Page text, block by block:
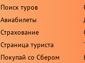
Поиск туров
Авиабилеты
Страхование
Страница туриста
Покупай со Сбером